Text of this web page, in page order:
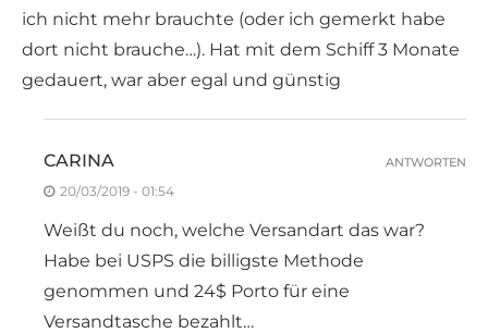
ich nicht mehr brauchte (oder ich gemerkt habe
dort nicht brauche…). Hat mit dem Schiff 3 Monate
gedauert, war aber egal und günstig
CARINA
20/03/2019 - 01:54
Weißt du noch, welche Versandart das war?
Habe bei USPS die billigste Methode
genommen und 24$ Porto für eine
Versandtasche bezahlt…
ANTWORTEN